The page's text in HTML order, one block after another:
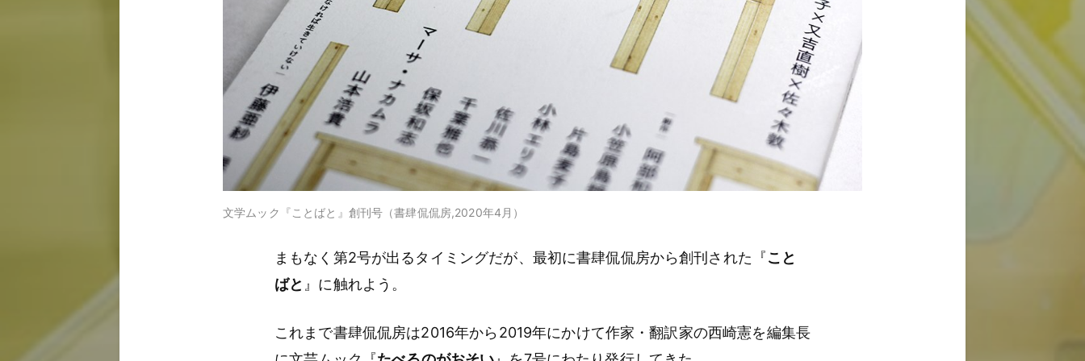
文学ムック『ことばと』創刊号（書肆侃侃房,2020年4月）
まもなく第2号が出るタイミングだが、最初に書肆侃侃房から創刊された『こと
ばと 』に触れよう。
これまで書肆侃侃房は2016年から2019年にかけて作家・翻訳家の西崎憲を編集長